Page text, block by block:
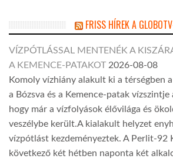
FRISS HÍREK A
VÍZPÓTLÁSSAL MENTENÉK A
A KEMENCE-PATAKOT 2026-08-08
Komoly vízhiány alakult ki a térségben
a Bózsva és a Kemence-patak
hogy már a vízfolyások élővilága és
veszélybe került.A kialakult helyzet
vízpótlást kezdeményeztek. A Perlit-92
következő két hétben naponta két